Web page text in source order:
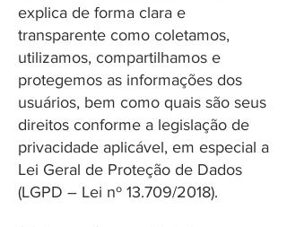
explica de forma clara e
transparente como coletamos,
utilizamos, compartilhamos e
protegemos as informações dos
usuários, bem como quais são seus
direitos conforme a legislação de
privacidade aplicável, em especial a
Lei Geral de Proteção de Dados
(LGPD – Lei nº 13.709/2018).